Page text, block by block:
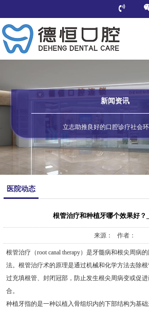
新闻资讯
立志助推良好的口腔诊疗社会
医院动态
根管治疗和种植牙哪个效果好？
来源： 作者：
根管治疗（root canal therapy）是牙髓病和根尖周病
法。根管治疗术的原理是通过机械和化学方法去除
过充填根管、封闭冠部，防止发生根尖周病变或促
合。
种植牙指的是一种以植入骨组织内的下部结构为基